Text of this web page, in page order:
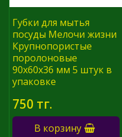
Губки для мытья
посуды Мелочи жизни
Крупнопористые
поролоновые
90x60x36 мм 5 штук в
упаковке
750 тг.
В корзину